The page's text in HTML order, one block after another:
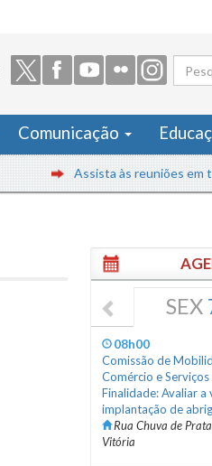
de
Comunicação
Assista às reuniões em tempo
SEX
08h00
Comissão de
Comércio e
Finalidade: Avaliar a
implantação de
Rua Chuva de
Vitória